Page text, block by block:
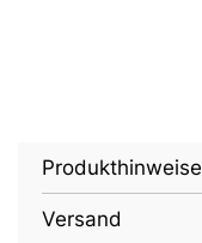
Produkthinweise
Versand